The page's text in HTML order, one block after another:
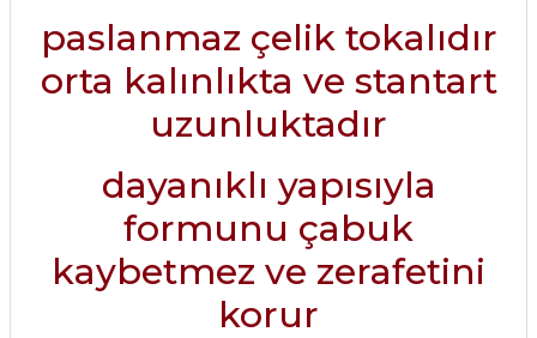
paslanmaz çelik tokalıdır
orta kalınlıkta ve stantart
uzunluktadır
dayanıklı yapısıyla
formunu çabuk
kaybetmez ve zerafetini
korur